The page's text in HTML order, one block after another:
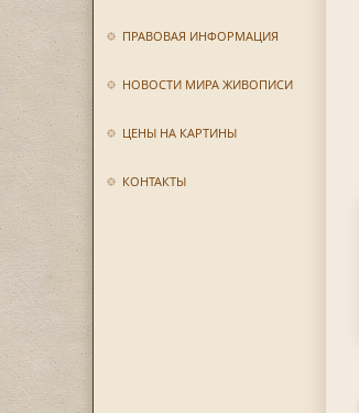
ПРАВОВАЯ ИНФОРМАЦИЯ
НОВОСТИ МИРА ЖИВОПИСИ
ЦЕНЫ НА КАРТИНЫ
КОНТАКТЫ